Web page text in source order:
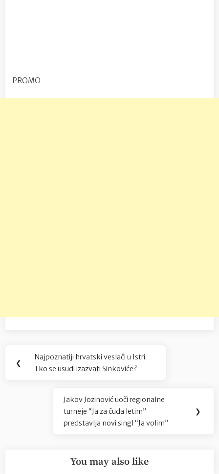
PROMO
Navigacija
objava
❮
Previous
Post:
Najpoznatiji hrvatski veslači u Istri:
Tko se usudi izazvati Sinkoviće?
Next
Post:
Jakov Jozinović uoči regionalne
turneje “Ja za čuda letim”
predstavlja novi singl “Ja volim”
❯
You may also like